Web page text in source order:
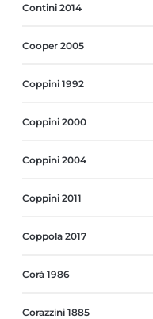
Contini 2014
Cooper 2005
Coppini 1992
Coppini 2000
Coppini 2004
Coppini 2011
Coppola 2017
Corà 1986
Corazzini 1885